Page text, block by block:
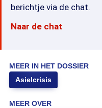
berichtje via de chat.
Naar de chat
MEER IN HET DOSSIER
Asielcrisis
MEER OVER